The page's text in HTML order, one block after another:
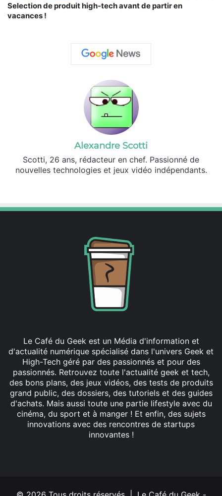
Selection de produit high-tech avant de partir en
vacances !
Alexandre Scotti
Scotti, 26 ans, rédacteur en chef. Passionné de
nouvelles technologies et jeux vidéo indépendants.
Le Café du Geek est un Média d'information et
d'actualité numérique spécialisé dans l'univers Geek et
High-Tech géré par des passionnés et pour des
passionnés. Retrouvez toute l'actualité geek et tech,
des bons plans, des jeux vidéos, des tests de produits
grand public, des dossiers, des tutoriels et des guides
d'achats. Mais aussi toute une partie lifestyle avec du
cinéma, du sport et à manger ! Et enfin, des sujets
innovations avec des rencontres de startups
innovantes !